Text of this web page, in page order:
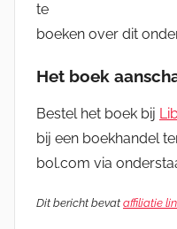
te
boeken over dit
Het boek
Bestel het boek bij
bij een boekhandel
bol.com via
Dit bericht bevat affiliatie